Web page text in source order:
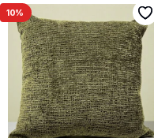
10%